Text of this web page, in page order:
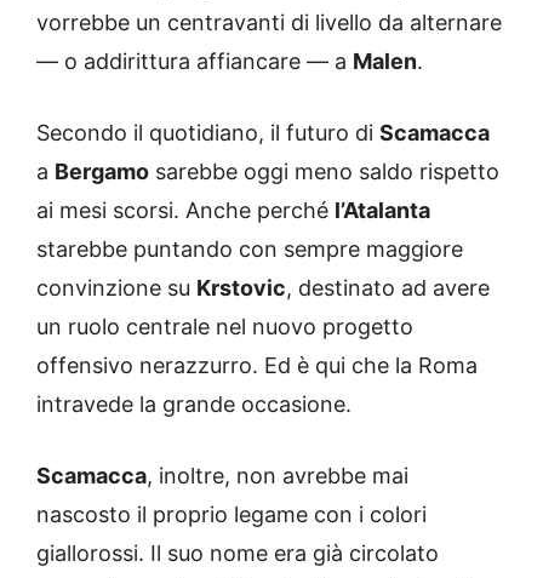
vorrebbe un centravanti di livello da alternare
— o addirittura affiancare — a Malen.
Secondo il quotidiano, il futuro di Scamacca
a Bergamo sarebbe oggi meno saldo rispetto
ai mesi scorsi. Anche perché l’Atalanta
starebbe puntando con sempre maggiore
convinzione su Krstovic, destinato ad avere
un ruolo centrale nel nuovo progetto
offensivo nerazzurro. Ed è qui che la Roma
intravede la grande occasione.
Scamacca, inoltre, non avrebbe mai
nascosto il proprio legame con i colori
giallorossi. Il suo nome era già circolato